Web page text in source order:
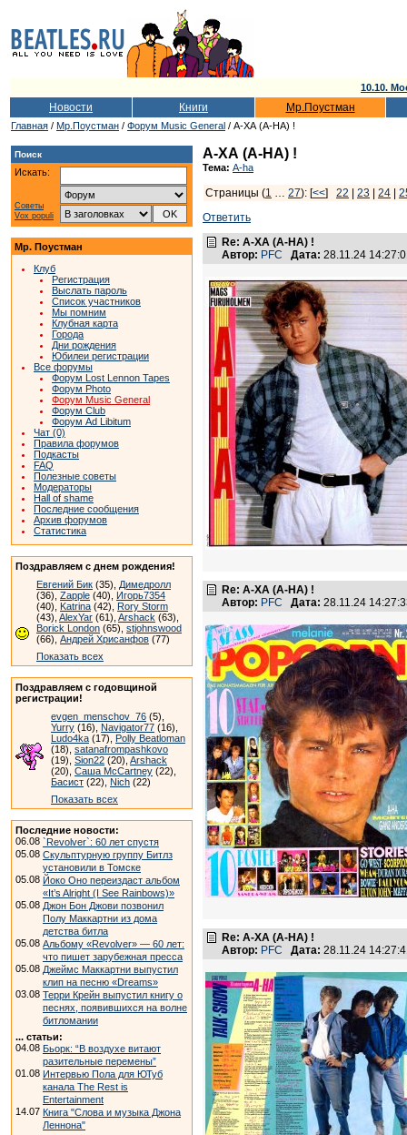
10.10.
Новости Книги Мр.Поустман
Главная / Мр.Поустман / Форум Music General / А-ХА (A-HA) !
Поиск
Искать:
Советы
Vox populi
Мр. Поустман
Клуб
Регистрация
Выслать пароль
Список участников
Мы помним
Клубная карта
Города
Дни рождения
Юбилеи регистрации
Все форумы
Форум Lost Lennon Tapes
Форум Photo
Форум Music General
Форум Club
Форум Ad Libitum
Чат (0)
Правила форумов
Подкасты
FAQ
Полезные советы
Модераторы
Hall of shame
Последние сообщения
Архив форумов
Статистика
Поздравляем с днем рождения!
Евгений Бик (35), Димедролл
(36), Zapple (40), Игорь7354
(40), Katrina (42), Rory Storm
(43), AlexYar (61), Arshack (63),
Borick London (65), stjohnswood
(66), Андрей Хрисанфов (77)
Показать всех
Поздравляем с годовщиной
регистрации!
evgen_menschov_76 (5),
Yurry (16), Navigator77 (16),
Ludo4ka (17), Polly Beatloman
(18), satanafrompashkovo
(19), Sion22 (20), Arshack
(20), Саша McCartney (22),
Басист (22), Nich (22)
Показать всех
Последние новости:
06.08 `Revolver`: 60 лет спустя
05.08 Скульптурную группу Битлз
установили в Томске
05.08 Йоко Оно переиздаст альбом
«It’s Alright (I See Rainbows)»
05.08 Джон Бон Джови позвонил
Полу Маккартни из дома
детства битла
05.08 Альбому «Revolver» — 60 лет:
что пишет зарубежная пресса
05.08 Джеймс Маккартни выпустил
клип на песню «Dreams»
03.08 Терри Крейн выпустил книгу о
песнях, появившихся на волне
битломании
... статьи:
04.08 Бьорк: “В воздухе витают
разительные перемены”
01.08 Интервью Пола для ЮТуб
канала The Rest is
Entertainment
14.07 Книга "Слова и музыка Джона
Леннона"
А-ХА (A-HA) !
Тема: A-ha
Страницы (1 … 27): [<<] 22 23 24
Ответить
Re: А-ХА (A-HA) !
Автор: PFC Дата: 28.11.24
Re: А-ХА (A-HA) !
Автор: PFC Дата: 28.11.24
Re: А-ХА (A-HA) !
Автор: PFC Дата: 28.11.24